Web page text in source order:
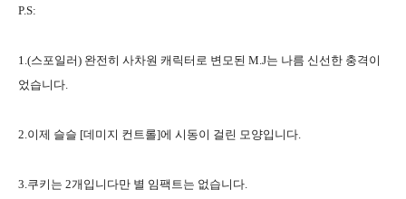
P.S:
1.(스포일러) 완전히 사차원 캐릭터로 변모된 M.J는 나름 신선한 충격이
었습니다.
2.이제 슬슬 [데미지 컨트롤]에 시동이 걸린 모양입니다.
3.쿠키는 2개입니다만 별 임팩트는 없습니다.